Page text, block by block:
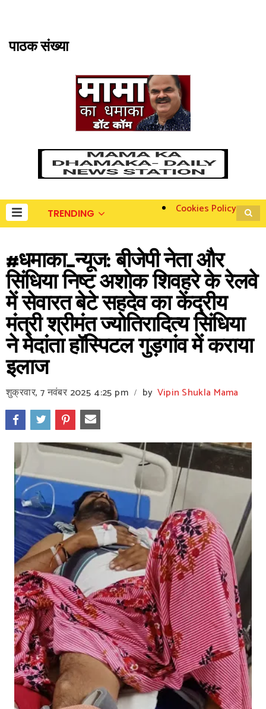
पाठक संख्या
TRENDING Cookies Policy
#धमाका_न्यूज: बीजेपी नेता और
सिंधिया निष्ट अशोक शिवहरे के रेलवे
में सेवारत बेटे सहदेव का केंद्रीय
मंत्री श्रीमंत ज्योतिरादित्य सिंधिया
ने मेदांता हॉस्पिटल गुड़गांव में कराया
इलाज
शुक्रवार, 7 नवंबर 2025 4:25 pm / by Vipin Shukla Mama